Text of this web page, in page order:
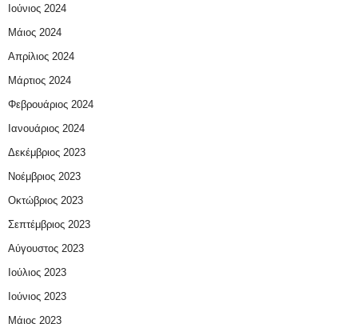
Ιούνιος 2024
Μάιος 2024
Απρίλιος 2024
Μάρτιος 2024
Φεβρουάριος 2024
Ιανουάριος 2024
Δεκέμβριος 2023
Νοέμβριος 2023
Οκτώβριος 2023
Σεπτέμβριος 2023
Αύγουστος 2023
Ιούλιος 2023
Ιούνιος 2023
Μάιος 2023